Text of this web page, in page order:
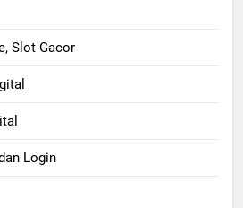
Slot Gacor
Login